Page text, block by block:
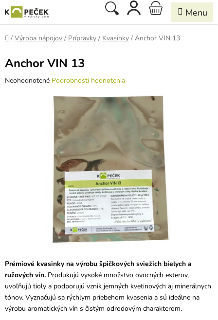
na
obsah
Hľadať
NÁKUPNÝ
KOŠÍK
Domov
/ Výroba nápojov / Prípravky / Kvasinky / Anchor VIN 13
Prémiové kvasinky na výrobu špičkových sviežich bielych a
ružových vín. Produkujú vysoké množstvo ovocných esterov,
uvoľňujú tioly a podporujú vznik jemných kvetinových aj minerálnych
tónov. Vyznačujú sa rýchlym priebehom kvasenia a sú ideálne na
výrobu aromatických vín s čistým odrodovým charakterom.
Anchor VIN 13
Priemerné
Neohodnotené Podrobnosti hodnotenia